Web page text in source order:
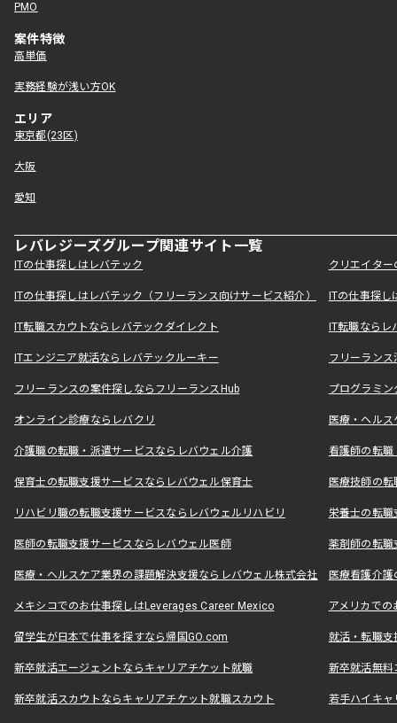
PMO
案件特徴
高単価
実務経験が浅い方OK
エリア
東京都(23区)
大阪
愛知
レバレジーズグループ関連サイト一覧
ITの仕事探しはレバテック クリエイタ
ITの仕事探しはレバテック（フリーランス向けサービス紹介） ITの仕事探
IT転職スカウトならレバテックダイレクト IT転職なら
ITエンジニア就活ならレバテックルーキー フリーラン
フリーランスの案件探しならフリーランスHub プログラミ
オンライン診療ならレバクリ 医療・ヘル
介護職の転職・派遣サービスならレバウェル介護 看護師の転
保育士の転職支援サービスならレバウェル保育士 医療技師の
リハビリ職の転職支援サービスならレバウェルリハビリ 栄養士の転
医師の転職支援サービスならレバウェル医師 薬剤師の転
医療・ヘルスケア業界の課題解決支援ならレバウェル株式会社 医療看護介
メキシコでのお仕事探しはLeverages Career Mexico アメリカで
留学生が日本で仕事を探すなら帰国GO.com 就活・転職
新卒就活エージェントならキャリアチケット就職 新卒就活無料
新卒就活スカウトならキャリアチケット就職スカウト 若手ハイキ